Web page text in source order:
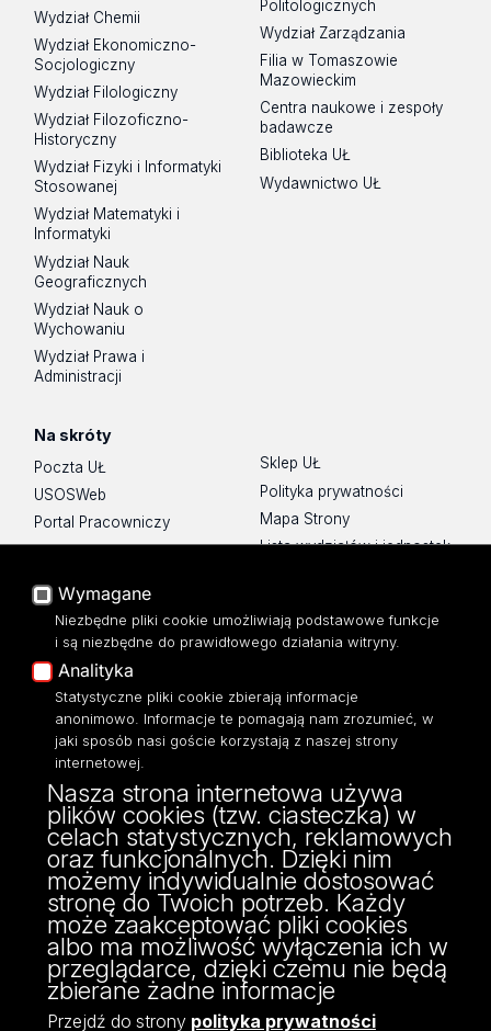
Wydział Chemii
Wydział Ekonomiczno-
Socjologiczny
Wydział Filologiczny
Wydział Filozoficzno-
Historyczny
Wydział Fizyki i Informatyki
Stosowanej
Wydział Matematyki i
Informatyki
Wydział Nauk
Geograficznych
Wydział Nauk o
Wychowaniu
Wydział Prawa i
Administracji
Politologicznych
Wydział Zarządzania
Filia w Tomaszowie
Mazowieckim
Centra naukowe i zespoły
badawcze
Biblioteka UŁ
Wydawnictwo UŁ
Na skróty
Poczta UŁ
USOSWeb
Portal Pracowniczy
Baza Aktów Własnych
Moodle
Eksperci UŁ
Polityka Prywatności
Dostępność
Sklep UŁ
Polityka prywatności
Mapa Strony
Lista wydziałów i jednostek
ul. Pomorska 171/173
90-236 Łódź
kontakt@filologia.uni.lodz.pl
tel: 42/665 51 06
fax: 42/665 52 54
Wymagane
Niezbędne pliki cookie umożliwiają podstawowe funkcje
i są niezbędne do prawidłowego działania witryny.
Analityka
Statystyczne pliki cookie zbierają informacje
anonimowo. Informacje te pomagają nam zrozumieć, w
jaki sposób nasi goście korzystają z naszej strony
internetowej.
Nasza strona internetowa używa
plików cookies (tzw. ciasteczka) w
celach statystycznych, reklamowych
oraz funkcjonalnych. Dzięki nim
możemy indywidualnie dostosować
stronę do Twoich potrzeb. Każdy
może zaakceptować pliki cookies
albo ma możliwość wyłączenia ich w
przeglądarce, dzięki czemu nie będą
zbierane żadne informacje
Przejdź do strony polityka prywatności